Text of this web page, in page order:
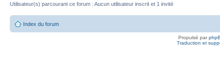
Utilisateur(s) parcourant ce forum : Aucun utilisateur inscrit et 1 invité
Index du forum
Propulsé par
Traduction et